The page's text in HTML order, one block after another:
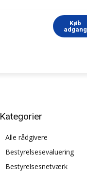
Køb
adgang
Kategorier
Alle rådgivere
Bestyrelsesevaluering
Bestyrelsesnetværk